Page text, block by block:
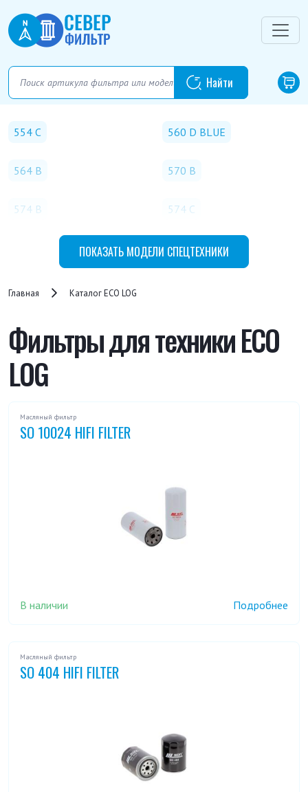
554 C 560 D BLUE
564 B 570 B
574 B 574 C
590 C
ПОКАЗАТЬ МОДЕЛИ СПЕЦТЕХНИКИ
Главная Каталог ECO LOG
Фильтры для техники ECO
LOG
Масляный фильтр
SO 10024 HIFI FILTER
В наличии Подробнее
Масляный фильтр
SO 404 HIFI FILTER